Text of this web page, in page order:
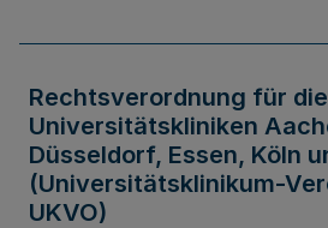
Rechtsverordnung für die
Universitätskliniken
Düsseldorf, Essen, Köln
(Universitätsklinikum-
UKVO)